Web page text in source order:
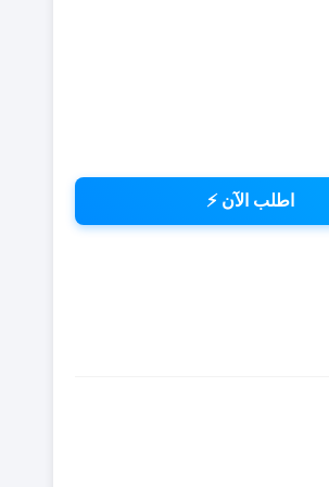
اطلب الآن ⚡